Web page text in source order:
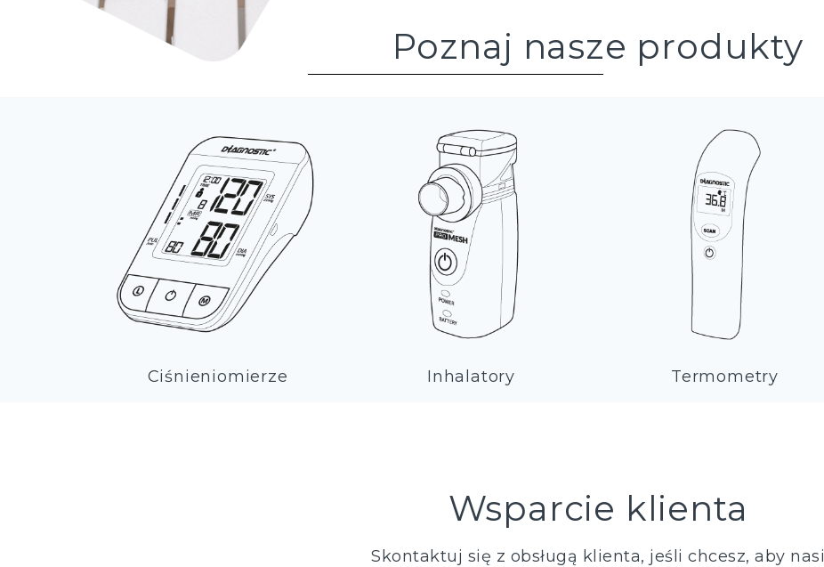
Poznaj nasze produkty
Ciśnieniomierze Inhalatory Termometry
Wsparcie klienta
Skontaktuj się z obsługą klienta, jeśli chcesz, aby nasi